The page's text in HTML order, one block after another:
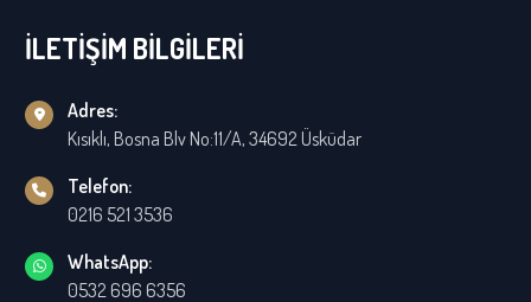
İLETİŞİM BİLGİLERİ
Adres:
Kısıklı, Bosna Blv No:11/A, 34692 Üsküdar
Telefon:
0216 521 3536
WhatsApp:
0532 696 6356